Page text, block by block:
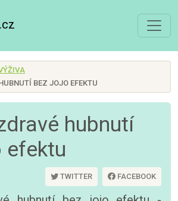
BEZ JOJO EFEKTU
hubnutí
efektu
TWITTER FACEBOOK